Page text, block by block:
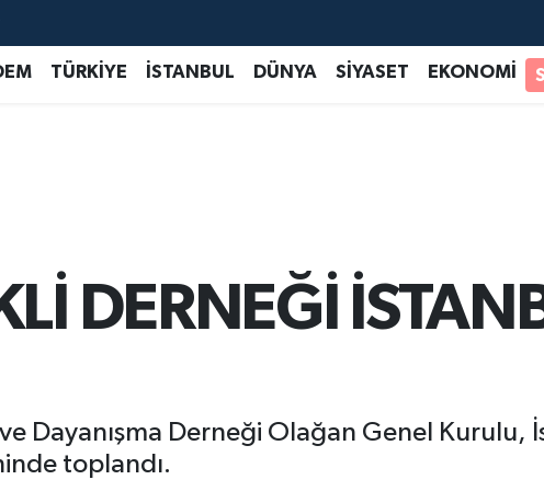
TÜRKİYE İSTANBUL DÜNYA SİYASET EKONOMİ
DERNEĞİ
ve Dayanışma Derneği Olağan Genel
toplandı.